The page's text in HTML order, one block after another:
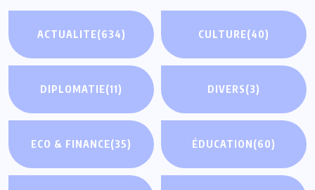
ACTUALITE(634) CULTURE(40)
DIPLOMATIE(11) DIVERS(3)
ECO & FINANCE(35) ÉDUCATION(60)